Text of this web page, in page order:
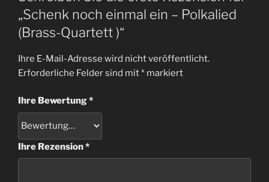
„Schenk noch einmal ein – Polkalied
(Brass-Quartett )“
Ihre E-Mail-Adresse wird nicht veröffentlicht.
Erforderliche Felder sind mit* markiert
Ihre Bewertung*
Ihre Rezension*